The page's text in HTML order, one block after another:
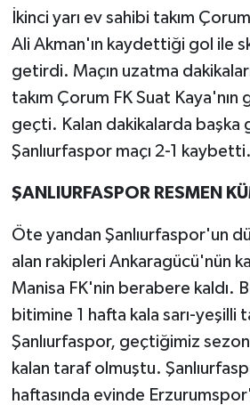
İkinci yarı ev sahibi takım
Ali Akman'ın kaydettiği gol ile
getirdi. Maçın uzatma
takım Çorum FK Suat Kaya'nın
geçti. Kalan dakikalarda başka
Şanlıurfaspor maçı 2-1 kaybetti.
ŞANLIURFASPOR RESMEN
Öte yandan Şanlıurfaspor'un
alan rakipleri Ankaragücü'nün
Manisa FK'nin berabere kaldı.
bitimine 1 hafta kala sarı-yeşilli
Şanlıurfaspor, geçtiğimiz
kalan taraf olmuştu.
haftasında evinde